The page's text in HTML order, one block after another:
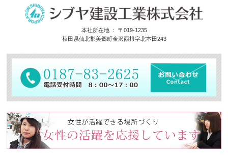
本社所在地 ： 〒019-1235
秋田県仙北郡美郷町金沢西根字北本田243